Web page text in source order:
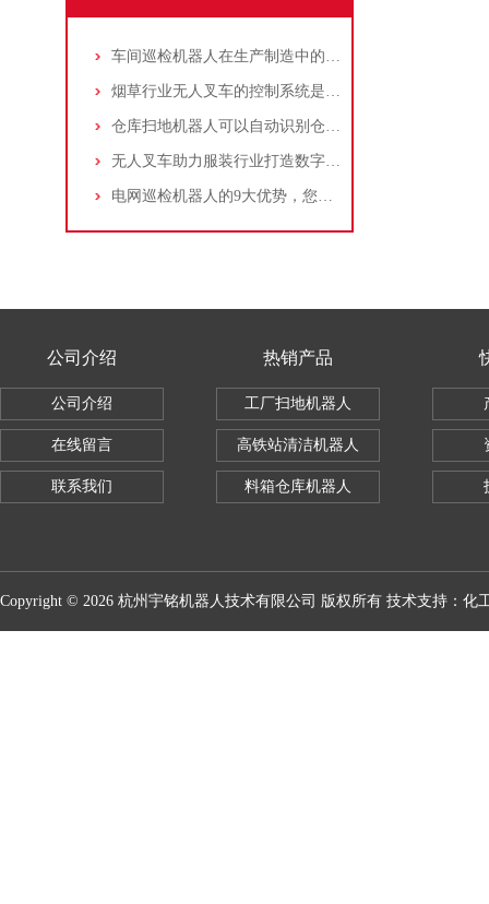
车间巡检机器人在生产制造中的应用
烟草行业无人叉车的控制系统是其核心部件
仓库扫地机器人可以自动识别仓库的布局
无人叉车助力服装行业打造数字化智能制造中心
电网巡检机器人的9大优势，您知道几个？
公司介绍
公司介绍
在线留言
联系我们
热销产品
工厂扫地机器人
高铁站清洁机器人
料箱仓库机器人
Copyright © 2026 杭州宇铭机器人技术有限公司 版权所有 技术支持： 化